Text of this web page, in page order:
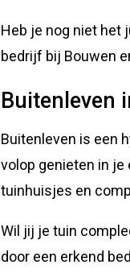
Heb je nog niet het
bedrijf bij Bouwen
Buitenleven
Buitenleven is een
volop genieten in je
tuinhuisjes en
Wil jij je tuin
door een erkend